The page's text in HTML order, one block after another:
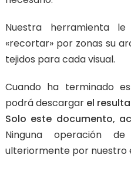
Nuestra herramienta
«recortar» por zonas su
tejidos para cada visual.
Cuando ha terminado
podrá descargar el
Solo este documento,
Ninguna operación
ulteriormente por nuestro